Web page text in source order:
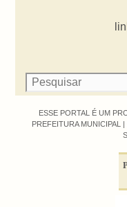
ESSE PORTAL É UM
PREFEITURA MUNICIPAL |